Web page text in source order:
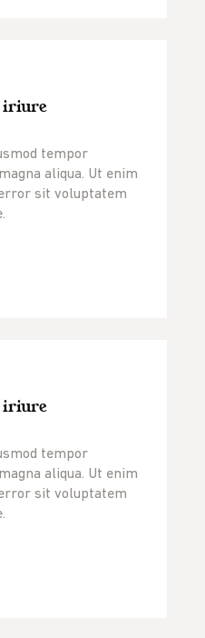
iriure
tempor
aliqua. Ut enim
sit voluptatem
iriure
tempor
aliqua. Ut enim
sit voluptatem